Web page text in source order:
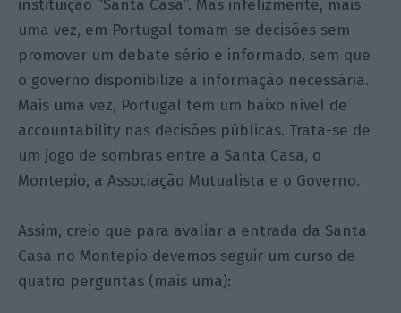
instituição “Santa Casa”. Mas infelizmente, mais
uma vez, em Portugal tomam-se decisões sem
promover um debate sério e informado, sem que
o governo disponibilize a informação necessária.
Mais uma vez, Portugal tem um baixo nível de
accountability nas decisões públicas. Trata-se de
um jogo de sombras entre a Santa Casa, o
Montepio, a Associação Mutualista e o Governo.
Assim, creio que para avaliar a entrada da Santa
Casa no Montepio devemos seguir um curso de
quatro perguntas (mais uma):